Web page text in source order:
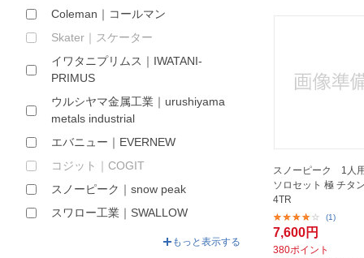
スノーピーク 1人
ソロセット 極 チタ
4TR
(1)
7,600円
380ポイント
Coleman｜コールマン
Skater｜スケーター
イワタニプリムス｜IWATANI-
PRIMUS
ウルシヤマ金属工業｜urushiyama
metals industrial
エバニュー｜EVERNEW
コジット｜COGIT
スノーピーク｜snow peak
スワロー工業｜SWALLOW
もっと表示する